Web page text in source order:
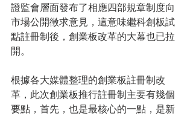
證監會層面發布了相應四部規章制度向
市場公開徵求意見，這意味繼科創板試
點註冊制後，創業板改革的大幕也已拉
開。
根據各大媒體整理的創業板註冊制改
革，此次創業板推行註冊制主要有幾個
要點，首先，也是最核心的一點，是新